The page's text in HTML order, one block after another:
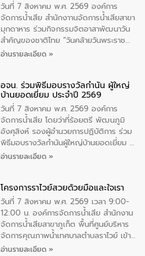
วันที่ 7 สิงหาคม พ.ศ. 2569 องค์การ
จัดการน้ำเสีย สำนักงาานจัดการน้ำเสียสาขา
มุกดาหาร ร่วมกิจกรรมจิตอาสาพัฒนาวัน
สําคัญของชาติไทย “วันคล้ายวันพระราช
สมภพ สมเด็จพระนางเจ้าสิริกิติ์พระบรม
ทิพย์คำ รองผู้ว่าราชการจังหวัดมุกดาหาร
เป็นประธานในพิธี ณ เรือนจําชั่วคราวนาโสก
ตําบลนาโสก อําเภอเมืองมุกดาหาร จังหวัด
มุกดาหาร โดยในกิจกรรมได้ร่วมปลูกป่า และ
ทําความสะอาดภายในบริเวณ จัดกิจกรรม
เพื่อถวายเป็นพระราชกุศล สมเด็จพระนาง
เจ้าสิริกิติ์พระบรมราชินีนาถ พระบรมราช
อ่านรายละเอียด »
อจน. ร่วมพิธีมอบรางวัลกำนัน ผู้ใหญ่
บ้านยอดเยี่ยม ประจำปี 2569
วันที่ 7 สิงหาคม พ.ศ. 2569 องค์การ
จัดการน้ำเสีย โดยว่าที่ร้อยตรี พัฒนภูมิ
อังศุสิงห์ รองผู้อำนวยการปฏิบัติการ ร่วม
พิธีมอบรางวัลกำนันผู้ใหญ่บ้านยอดเยี่ยม ณ
ทำเนียบรัฐบาล โดยมีนายอนุทิน ชาญวีรกูล
ทองคำและประกาศเกียรติคุณให้แก่ กำนัน
ผู้ใหญ่บ้านยอดเยี่ยม พร้อมกล่าวชื่นชม ให้
โอวาท และมอบนโยบาย
อ่านรายละเอียด »
โครงการราไวย์สวยด้วยมือและใจเรา
วันที่ 7 สิงหาคม พ.ศ. 2569 เวลา 9:00-
12:00 น. องค์การจัดการน้ำเสีย สำนักงาน
จัดการน้ำเสียสาขาภูเก็ต พื้นที่ศูนย์บริหาร
จัดการคุณภาพน้ำเทศบาลตำบลราไวย์ เข้า
ร่วมโครงการราไวย์สวยด้วยมือและใจเรา
อ่านรายละเอียด »